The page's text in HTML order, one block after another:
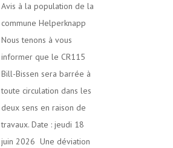
Avis à la population de la
commune Helperknapp
Nous tenons à vous
informer que le CR115
Bill-Bissen sera barrée à
toute circulation dans les
deux sens en raison de
travaux. Date : jeudi 18
juin 2026 Une déviation